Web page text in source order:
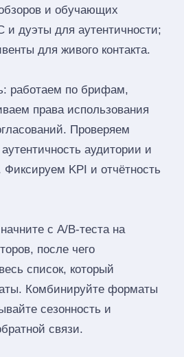
и обучающих
дуэты для аутентичности;
для живого контакта.
работаем по брифам,
права использования
Проверяем
аудитории и
KPI и отчётность
с A/B‑теста на
после чего
список, который
Комбинируйте форматы
сезонность и
связи.